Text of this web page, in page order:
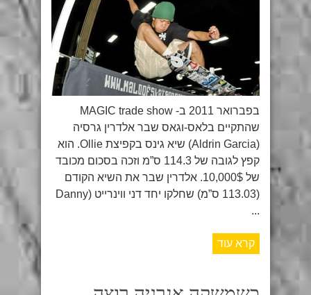
בפברואר 2011 ב- MAGIC trade show
שהתקיים בלאס-וגאס שבר אלדרין גרסיה
(Aldrin Garcia) שיא גינס בקפיצת Ollie. הוא
קפץ לגובה של 114.3 ס”מ וזכה בסכום מכובד
של 10,000$. אלדרין שבר את השיא הקודם
(113.03 ס”מ) שחלקו יחד דני ווינרייט (Danny
...
קרא עוד